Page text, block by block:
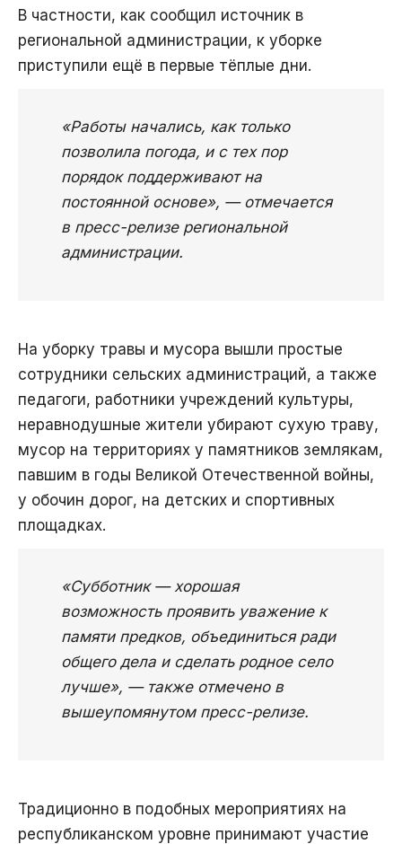
В частности, как сообщил источник в
региональной администрации, к уборке
приступили ещё в первые тёплые дни.
«Работы начались, как только
позволила погода, и с тех пор
порядок поддерживают на
постоянной основе», — отмечается
в пресс-релизе региональной
администрации.
На уборку травы и мусора вышли простые
сотрудники сельских администраций, а также
педагоги, работники учреждений культуры,
неравнодушные жители убирают сухую траву,
мусор на территориях у памятников землякам,
павшим в годы Великой Отечественной войны,
у обочин дорог, на детских и спортивных
площадках.
«Субботник — хорошая
возможность проявить уважение к
памяти предков, объединиться ради
общего дела и сделать родное село
лучше», — также отмечено в
вышеупомянутом пресс-релизе.
Традиционно в подобных мероприятиях на
республиканском уровне принимают участие